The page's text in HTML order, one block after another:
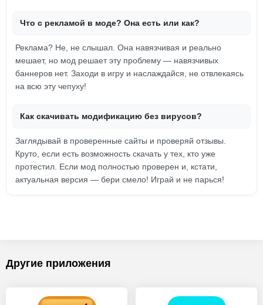
Что с рекламой в моде? Она есть или как?
Реклама? Не, не слышал. Она навязчивая и реально
мешает, но мод решает эту проблему — навязчивых
баннеров нет. Заходи в игру и наслаждайся, не отвлекаясь
на всю эту чепуху!
Как скачивать модификацию без вирусов?
Заглядывай в проверенные сайты и проверяй отзывы.
Круто, если есть возможность скачать у тех, кто уже
протестил. Если мод полностью проверен и, кстати,
актуальная версия — бери смело! Играй и не парься!
Другие приложения